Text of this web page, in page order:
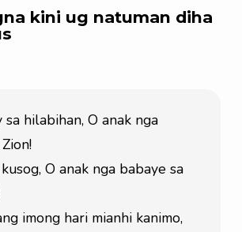
kini ug natuman diha
hilabihan, O anak nga
O anak nga babaye sa
imong hari mianhi kanimo,